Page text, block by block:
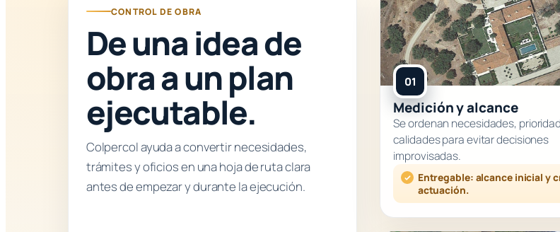
CONTROL DE OBRA
De una idea de
obra a un plan
ejecutable.
Colpercol ayuda a convertir necesidades,
trámites y oficios en una hoja de ruta clara
antes de empezar y durante la ejecución.
01
Medición y alcance
Se ordenan necesidades,
calidades para evitar decisiones
improvisadas.
Entregable: alcance inicial y
actuación.